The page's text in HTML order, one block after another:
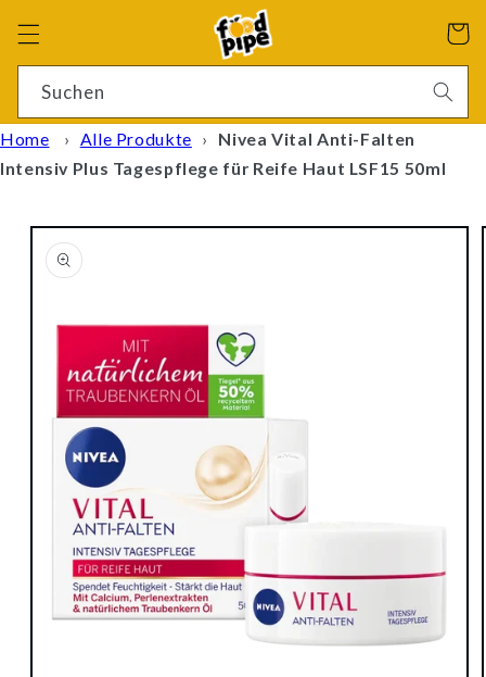
zum
Inhalt
Suchen
4 Ergebnisse
Home › Alle Produkte ›
Nivea Vital Anti-Falten
Intensiv Plus Tagespflege für Reife Haut LSF15 50ml